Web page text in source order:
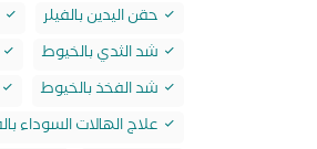
حقن اليدين بالفيلر
شد الثدي بالخيوط
شد الفخذ بالخيوط
علاج الهالات السوداء